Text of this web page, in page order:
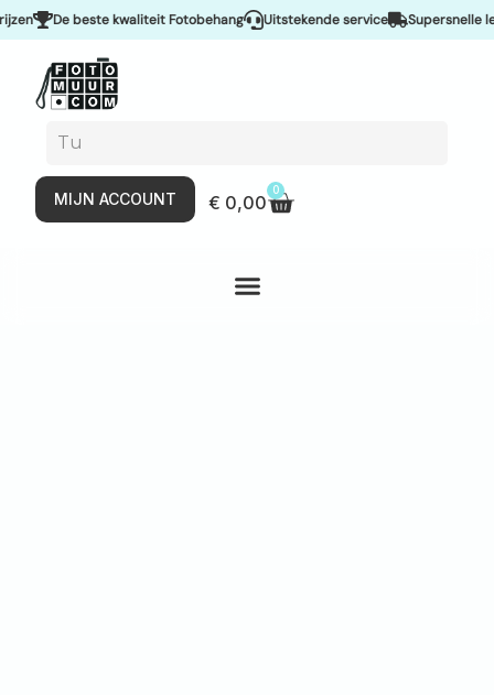
De beste kwaliteit Fotobehang Uitstekende service Supersnelle
MIJN ACCOUNT € 0,00
0